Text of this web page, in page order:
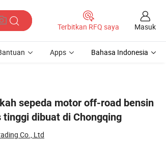
Terbitkan RFQ saya Masuk
Apps Bahasa Indonesia
sepeda motor off-road bensin
dibuat di Chongqing
Co., Ltd